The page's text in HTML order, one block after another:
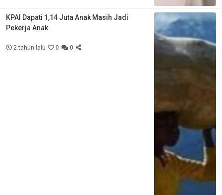
KPAI Dapati 1,14 Juta Anak Masih Jadi
Pekerja Anak
2 tahun lalu 0 0